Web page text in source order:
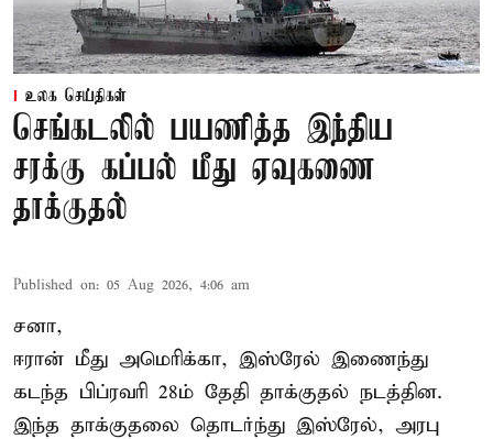
உலக செய்திகள்
செங்கடலில் பயணித்த இந்திய
சரக்கு கப்பல் மீது ஏவுகணை
தாக்குதல்
Published on: 05 Aug 2026, 4:06 am
சனா,
ஈரான் மீது அமெரிக்கா, இஸ்ரேல் இணைந்து
கடந்த பிப்ரவரி 28ம் தேதி தாக்குதல் நடத்தின.
இந்த தாக்குதலை தொடர்ந்து இஸ்ரேல், அரபு